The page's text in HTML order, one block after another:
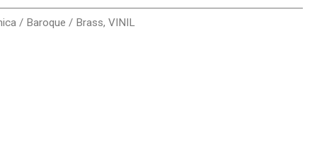
/ Baroque / Brass,VINIL